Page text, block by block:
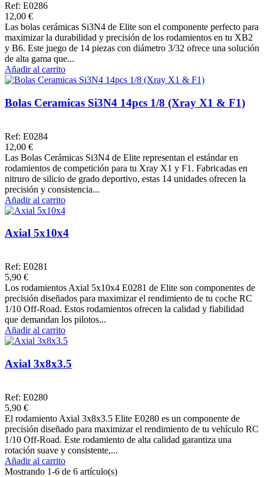
Ref: E0286
12,00 €
Las bolas cerámicas Si3N4 de Elite son el componente perfecto para
maximizar la durabilidad y precisión de los rodamientos en tu XB2
y B6. Este juego de 14 piezas con diámetro 3/32 ofrece una solución
de alta gama que...
Añadir al carrito
Bolas Ceramicas Si3N4 14pcs 1/8 (Xray X1 & F1)
Ref: E0284
12,00 €
Las Bolas Cerámicas Si3N4 de Elite representan el estándar en
rodamientos de competición para tu Xray X1 y F1. Fabricadas en
nitruro de silicio de grado deportivo, estas 14 unidades ofrecen la
precisión y consistencia...
Añadir al carrito
Axial 5x10x4
Ref: E0281
5,90 €
Los rodamientos Axial 5x10x4 E0281 de Elite son componentes de
precisión diseñados para maximizar el rendimiento de tu coche RC
1/10 Off-Road. Estos rodamientos ofrecen la calidad y fiabilidad
que demandan los pilotos...
Añadir al carrito
Axial 3x8x3.5
Ref: E0280
5,90 €
El rodamiento Axial 3x8x3.5 Elite E0280 es un componente de
precisión diseñado para maximizar el rendimiento de tu vehículo RC
1/10 Off-Road. Este rodamiento de alta calidad garantiza una
rotación suave y consistente,...
Añadir al carrito
Mostrando 1-6 de 6 artículo(s)